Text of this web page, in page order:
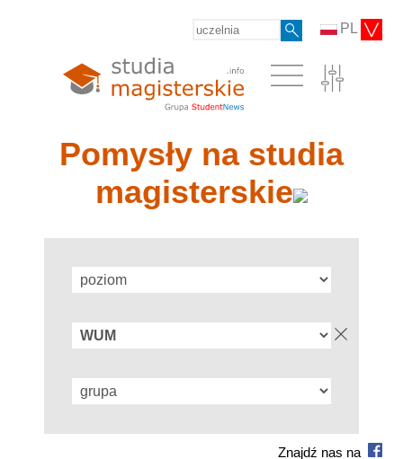
PL
Pomysły na studia
magisterskie
Znajdź nas na